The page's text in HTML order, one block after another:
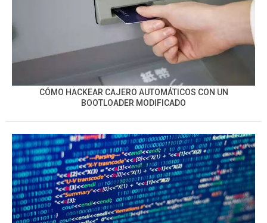
CÓMO HACKEAR CAJERO AUTOMÁTICOS CON UN
BOOTLOADER MODIFICADO